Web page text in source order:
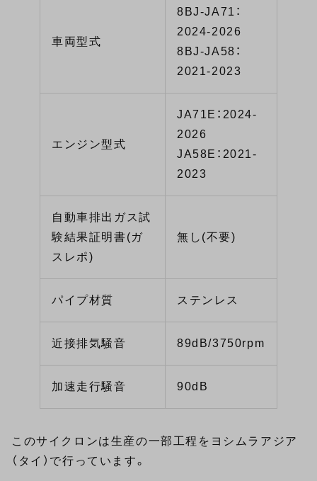
車両型式
8BJ-JA71：
2024-2026
8BJ-JA58：
2021-2023
エンジン型式
JA71E：2024-
2026
JA58E：2021-
2023
自動車排出ガス試
験結果証明書(ガ
スレポ)
無し(不要)
パイプ材質 ステンレス
近接排気騒音 89dB/3750rpm
加速走行騒音 90dB
このサイクロンは生産の一部工程をヨシムラアジア
（タイ）で行っています。